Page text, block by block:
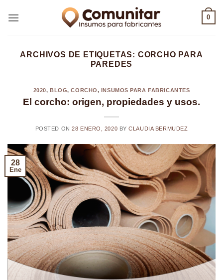
0
ARCHIVOS DE ETIQUETAS: CORCHO PARA
PAREDES
2020,BLOG,CORCHO, INSUMOS PARA FABRICANTES
El corcho: origen, propiedades y usos.
POSTED ON28 ENERO, 2020 BYCLAUDIA BERMUDEZ
28
Ene